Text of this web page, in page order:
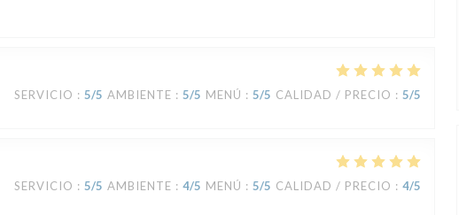
SERVICIO : 5/5 AMBIENTE : 5/5 MENÚ : 5/5 CALIDAD / PRECIO : 5/5
SERVICIO : 5/5 AMBIENTE : 4/5 MENÚ : 5/5 CALIDAD / PRECIO : 4/5